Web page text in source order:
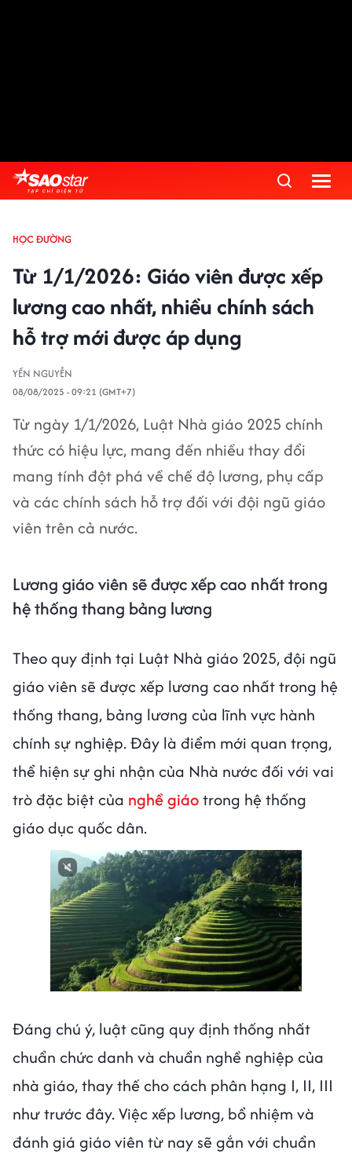
HỌC ĐƯỜNG
Từ 1/1/2026: Giáo viên được xếp
lương cao nhất, nhiều chính sách
hỗ trợ mới được áp dụng
YẾN NGUYỄN
08/08/2025 - 09:21 (GMT+7)
Từ ngày 1/1/2026, Luật Nhà giáo 2025 chính
thức có hiệu lực, mang đến nhiều thay đổi
mang tính đột phá về chế độ lương, phụ cấp
và các chính sách hỗ trợ đối với đội ngũ giáo
viên trên cả nước.
Lương giáo viên sẽ được xếp cao nhất trong
hệ thống thang bảng lương
Theo quy định tại Luật Nhà giáo 2025, đội ngũ
giáo viên sẽ được xếp lương cao nhất trong hệ
thống thang, bảng lương của lĩnh vực hành
chính sự nghiệp. Đây là điểm mới quan trọng,
thể hiện sự ghi nhận của Nhà nước đối với vai
trò đặc biệt của nghề giáotrong hệ thống
giáo dục quốc dân.
Đáng chú ý, luật cũng quy định thống nhất
chuẩn chức danh và chuẩn nghề nghiệp của
nhà giáo, thay thế cho cách phân hạng I, II, III
như trước đây. Việc xếp lương, bổ nhiệm và
đánh giá giáo viên từ nay sẽ gắn với chuẩn